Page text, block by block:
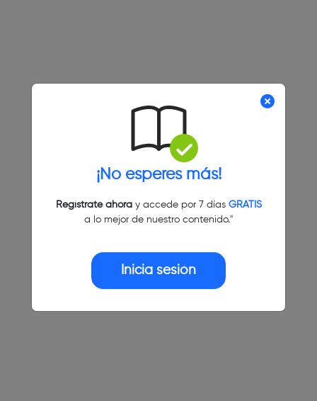
¡No esperes más!
Regístrate ahoray accede por 7 días GRATIS
a lo mejor de nuestro contenido."
Inicia sesión